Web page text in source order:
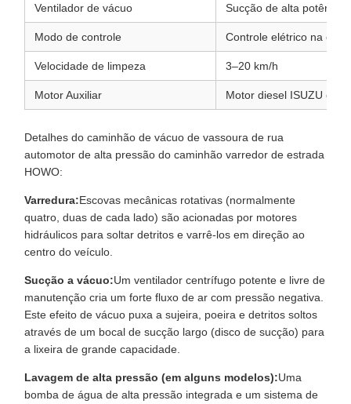
Ventilador de vácuo Sucção de alta potência
Modo de controle Controle elétrico na
Velocidade de limpeza 3–20 km/h
Motor Auxiliar Motor diesel ISUZU ou
Detalhes do caminhão de vácuo de vassoura de rua
automotor de alta pressão do caminhão varredor de estrada
HOWO:
Varredura:Escovas mecânicas rotativas (normalmente
quatro, duas de cada lado) são acionadas por motores
hidráulicos para soltar detritos e varrê-los em direção ao
centro do veículo.
Sucção a vácuo:Um ventilador centrífugo potente e livre de
manutenção cria um forte fluxo de ar com pressão negativa.
Este efeito de vácuo puxa a sujeira, poeira e detritos soltos
através de um bocal de sucção largo (disco de sucção) para
a lixeira de grande capacidade.
Lavagem de alta pressão (em alguns modelos):Uma
bomba de água de alta pressão integrada e um sistema de